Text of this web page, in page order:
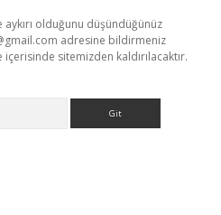
olduğunu düşündüğünüz
adresine bildirmeniz
sitemizden kaldırılacaktır.